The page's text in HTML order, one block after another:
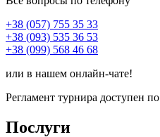
+38 (057) 755 35 33
+38 (093) 535 36 53
+38 (099) 568 46 68
или в нашем онлайн-чате!
Регламент турнира доступен по
Послуги